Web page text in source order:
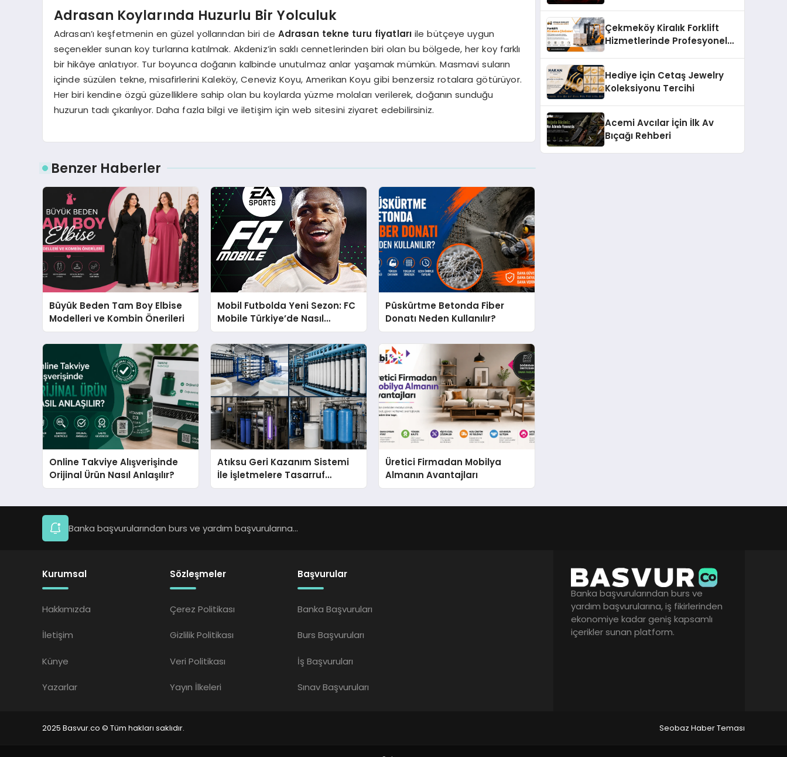
Adrasan Koylarında Huzurlu Bir Yolculuk
Adrasan’ı keşfetmenin en güzel yollarından biri de Adrasan tekne turu fiyatları ile bütçeye uygun
seçenekler sunan koy turlarına katılmak. Akdeniz’in saklı cennetlerinden biri olan bu bölgede, her koy farklı
bir hikâye anlatıyor. Tur boyunca doğanın kalbinde unutulmaz anlar yaşamak mümkün. Masmavi suların
içinde süzülen tekne, misafirlerini Kaleköy, Ceneviz Koyu, Amerikan Koyu gibi benzersiz rotalara götürüyor.
Her biri kendine özgü güzelliklere sahip olan bu koylarda yüzme molaları verilerek, doğanın sunduğu
huzurun tadı çıkarılıyor. Daha fazla bilgi ve iletişim için web sitesini ziyaret edebilirsiniz.
Benzer Haberler
Büyük Beden Tam Boy Elbise
Modelleri ve Kombin Önerileri
Mobil Futbolda Yeni Sezon: FC
Mobile Türkiye’de Nasıl
Büyüyor?
Püskürtme Betonda Fiber
Donatı Neden Kullanılır?
Online Takviye Alışverişinde
Orijinal Ürün Nasıl Anlaşılır?
Atıksu Geri Kazanım Sistemi
İle İşletmelere Tasarruf
Sağlayın
Üretici Firmadan Mobilya
Almanın Avantajları
Çekmeköy Kiralık Forklift
Hizmetlerinde Profesyonel
Hediye için Cetaş Jewelry
Koleksiyonu Tercihi
Acemi Avcılar İçin İlk Av
Bıçağı Rehberi
Banka başvurularından burs ve yardım başvurularına...
Kurumsal
Hakkımızda
İletişim
Künye
Yazarlar
Sözleşmeler
Çerez Politikası
Gizlilik Politikası
Veri Politikası
Yayın İlkeleri
Başvurular
Banka Başvuruları
Burs Başvuruları
İş Başvuruları
Sınav Başvuruları
Banka başvurularından burs ve
yardım başvurularına, iş fikirlerinden
ekonomiye kadar geniş kapsamlı
içerikler sunan platform.
2025 Basvur.co © Tüm hakları saklıdır. Seobaz Haber Teması